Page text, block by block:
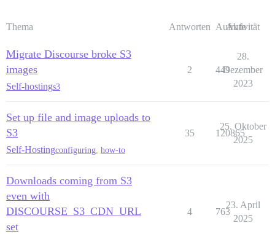
Thema Antworten Aufrufe
Aktivität
Migrate Discourse broke S3
images
Self-hostings3
2 449
28.
Dezember
2023
Set up file and image uploads to
S3
Self-Hostingconfiguring how-to
35 120865
25. Oktober
2025
Downloads coming from S3
even with
DISCOURSE_S3_CDN_URL
set
4 763
23. April
2025